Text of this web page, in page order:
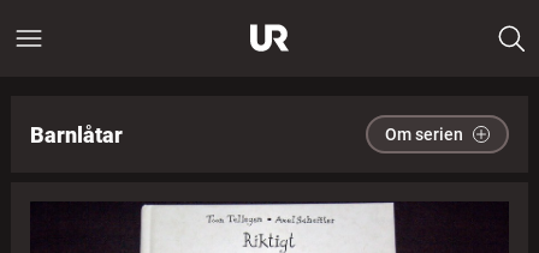
Barnlåtar Om serien